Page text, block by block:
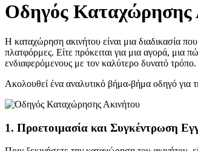
Οδηγός Καταχώρησης
Η καταχώρηση ακινήτου είναι μια διαδικασία
πλατφόρμες. Είτε πρόκειται για μια αγορά, μια
ενδιαφερόμενους με τον καλύτερο δυνατό τρόπο.
Ακολουθεί ένα αναλυτικό βήμα-βήμα οδηγό για
1. Προετοιμασία και Συγκέντρωση